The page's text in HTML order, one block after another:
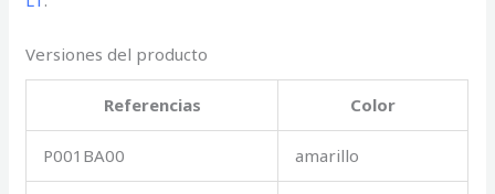
Versiones del producto
Referencias Color
P001BA00 amarillo